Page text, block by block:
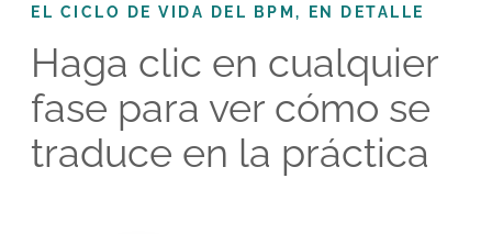
EL CICLO DE VIDA DEL BPM, EN DETALLE
Haga clic en cualquier
fase para ver cómo se
traduce en la práctica